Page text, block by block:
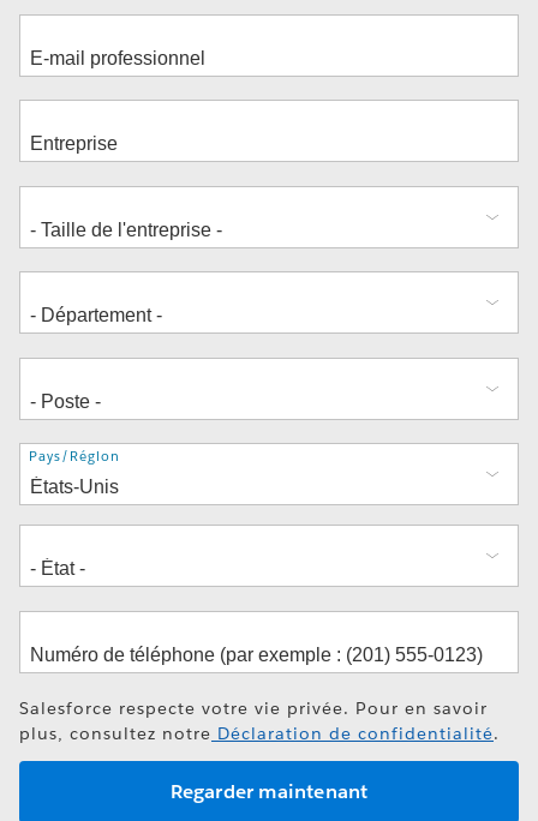
Adresse
Pays/Région
Salesforce respecte votre vie privée. Pour en savoir
plus, consultez notre Déclaration de confidentialité.